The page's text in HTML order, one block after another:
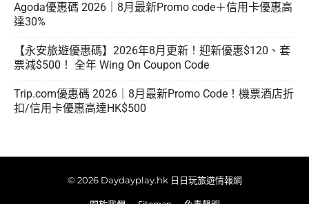
Agoda優惠碼 2026｜8月最新Promo code＋信用卡優惠高
達30%
【永安旅遊優惠碼】2026年8月更新！迎新優惠$120、套
票減$500！ 全年 Wing On Coupon Code
Trip.com優惠碼 2026｜8月最新Promo Code！機票酒店折
扣/信用卡優惠高達HK$500
© 2026 Daydayplay.hk 日日玩旅遊情報網